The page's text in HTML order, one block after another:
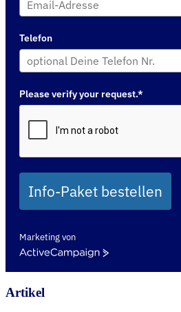
Telefon
Please verify your request.*
Info-Paket bestellen
Marketing von
ActiveCampaign
Artikel